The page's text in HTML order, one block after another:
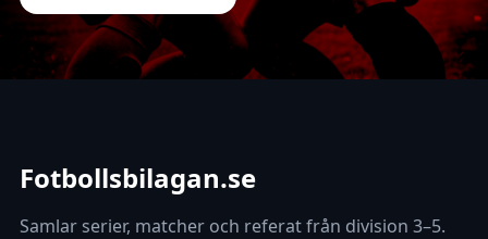
Fotbollsbilagan.se
Samlar serier, matcher och referat från division 3–5.